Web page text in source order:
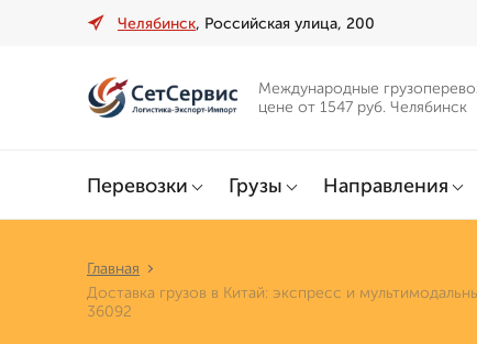
Челябинск, Российская улица, 200
Международные
цене от 1547 руб. Челябинск
Перевозки Грузы Направления
Главная
Доставка грузов в Китай: экспресс и
36092